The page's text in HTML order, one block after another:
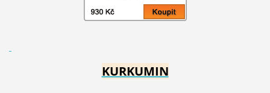
KURKUMIN